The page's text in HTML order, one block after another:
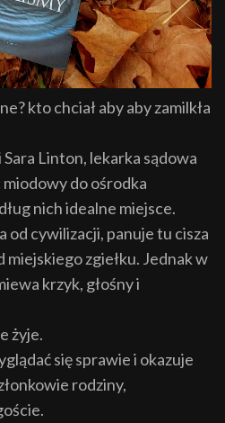
kto chciał aby aby zamilkła
Linton, lekarka sądowa
do ośrodka
nich idealne miejsce.
od cywilizacji, panuje tu cisza
miejskiego zgiełku. Jednak w
krzyk, głośny i
żyje.
się sprawie i okazuje
rodziny,